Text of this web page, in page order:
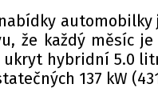
automobilky
že každý měsíc je
hybridní 5.0
137 kW